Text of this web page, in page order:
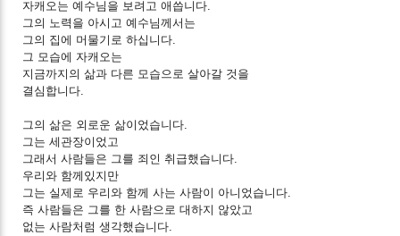
자캐오는 예수님을 보려고 애씁니다.
그의 노력을 아시고 예수님께서는
그의 집에 머물기로 하십니다.
그 모습에 자캐오는
지금까지의 삶과 다른 모습으로 살아갈 것을
결심합니다.
그의 삶은 외로운 삶이었습니다.
그는 세관장이었고
그래서 사람들은 그를 죄인 취급했습니다.
우리와 함께있지만
그는 실제로 우리와 함께 사는 사람이 아니었습니다.
즉 사람들은 그를 한 사람으로 대하지 않았고
없는 사람처럼 생각했습니다.